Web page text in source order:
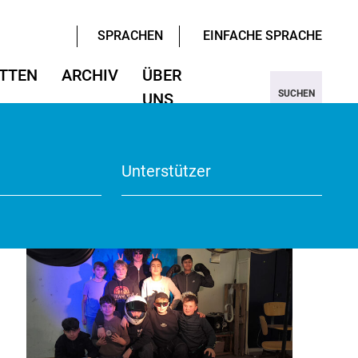
SPRACHEN EINFACHE SPRACHE
ARCHIV
ÜBER
UNS
Unterstützer
SUCHEN